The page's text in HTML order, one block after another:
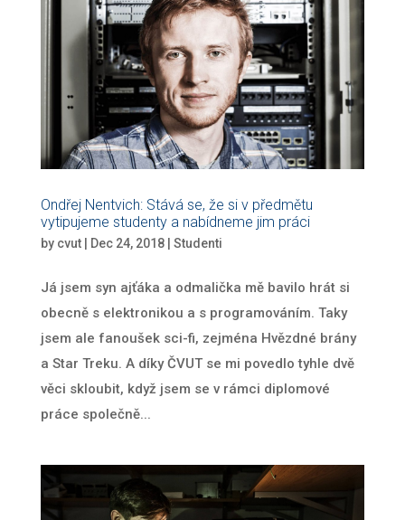
Ondřej Nentvich: Stává se, že si v předmětu
vytipujeme studenty a nabídneme jim práci
by cvut| Dec 24, 2018| Studenti
Já jsem syn ajťáka a odmalička mě bavilo hrát si
obecně s elektronikou a s programováním. Taky
jsem ale fanoušek sci-fi, zejména Hvězdné brány
a Star Treku. A díky ČVUT se mi povedlo tyhle dvě
věci skloubit, když jsem se v rámci diplomové
práce společně...